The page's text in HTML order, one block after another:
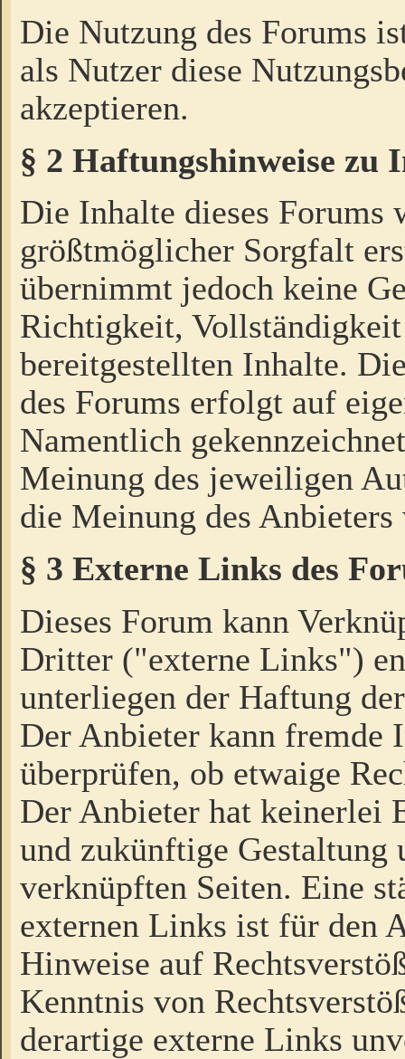
Die Nutzung des Forums
als Nutzer diese
akzeptieren.
§ 2 Haftungshinweise zu
Die Inhalte dieses Forums
größtmöglicher Sorgfalt
übernimmt jedoch keine
Richtigkeit,
bereitgestellten Inhalte.
des Forums erfolgt auf
Namentlich
Meinung des jeweiligen
die Meinung des Anbieters
§ 3 Externe Links des
Dieses Forum kann
Dritter ("externe Links")
unterliegen der Haftung
Der Anbieter kann fremde
überprüfen, ob etwaige
Der Anbieter hat keinerlei
und zukünftige Gestaltung
verknüpften Seiten. Eine
externen Links ist für den
Hinweise auf
Kenntnis von
derartige externe Links